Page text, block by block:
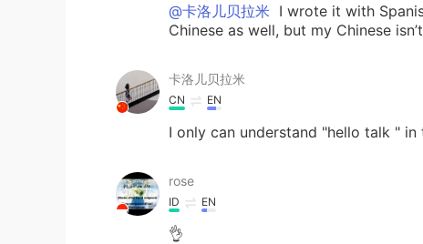
@卡洛儿贝拉米 I wrote it with
Chinese as well, but my Chinese
卡洛儿贝拉米
CN EN
I only can understand "hello talk "
rose
ID EN
👌